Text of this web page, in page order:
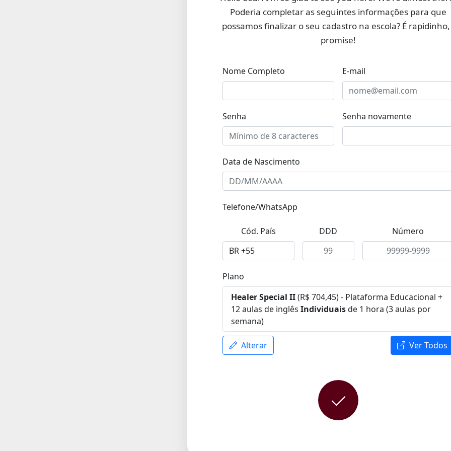
Poderia completar as seguintes informações para que
possamos finalizar o seu cadastro na escola? É
promise!
Nome Completo E-mail
Senha Senha novamente
Data de Nascimento
Telefone/WhatsApp
Cód. País DDD Número
Plano
Healer Special II(R$ 704,45) - Plataforma Educacional +
12 aulas de inglês Individuaisde 1 hora (3 aulas por
semana)
Alterar Ver Todos